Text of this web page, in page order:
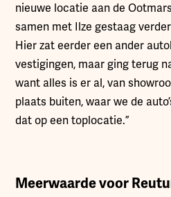
nieuwe locatie aan de
samen met Ilze gestaag
Hier zat eerder een ander
vestigingen, maar ging terug
want alles is er al, van
plaats buiten, waar we de
dat op een toplocatie.”
Meerwaarde voor